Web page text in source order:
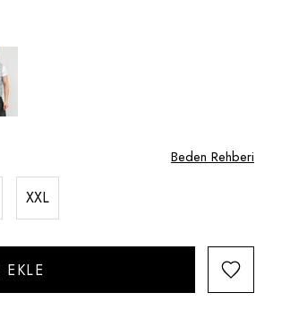
XXL
Beden Rehberi